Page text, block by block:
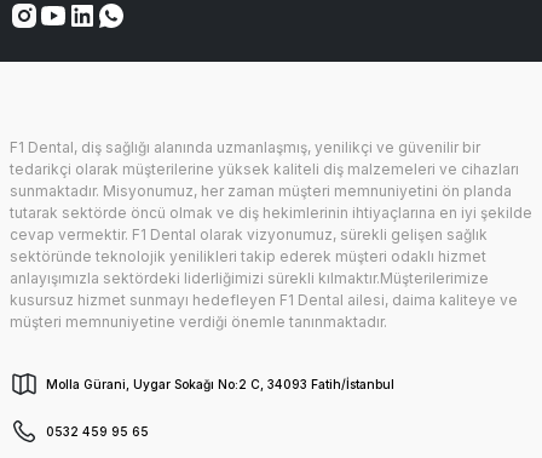
F1 Dental, diş sağlığı alanında uzmanlaşmış, yenilikçi ve güvenilir bir
tedarikçi olarak müşterilerine yüksek kaliteli diş malzemeleri ve cihazları
sunmaktadır. Misyonumuz, her zaman müşteri memnuniyetini ön planda
tutarak sektörde öncü olmak ve diş hekimlerinin ihtiyaçlarına en iyi şekilde
cevap vermektir. F1 Dental olarak vizyonumuz, sürekli gelişen sağlık
sektöründe teknolojik yenilikleri takip ederek müşteri odaklı hizmet
anlayışımızla sektördeki liderliğimizi sürekli kılmaktır.Müşterilerimize
kusursuz hizmet sunmayı hedefleyen F1 Dental ailesi, daima kaliteye ve
müşteri memnuniyetine verdiği önemle tanınmaktadır.
Molla Gürani, Uygar Sokağı No:2 C, 34093 Fatih/İstanbul
0532 459 95 65